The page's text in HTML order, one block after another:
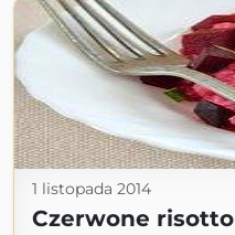
1 listopada 2014
Czerwone risotto